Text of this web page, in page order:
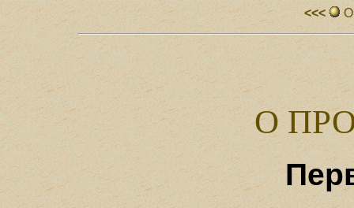
<<<
О